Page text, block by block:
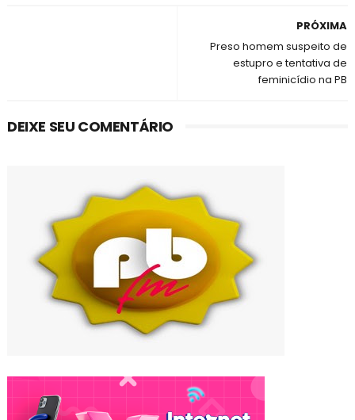
PRÓXIMA
Preso homem suspeito de
estupro e tentativa de
feminicídio na PB
DEIXE SEU COMENTÁRIO